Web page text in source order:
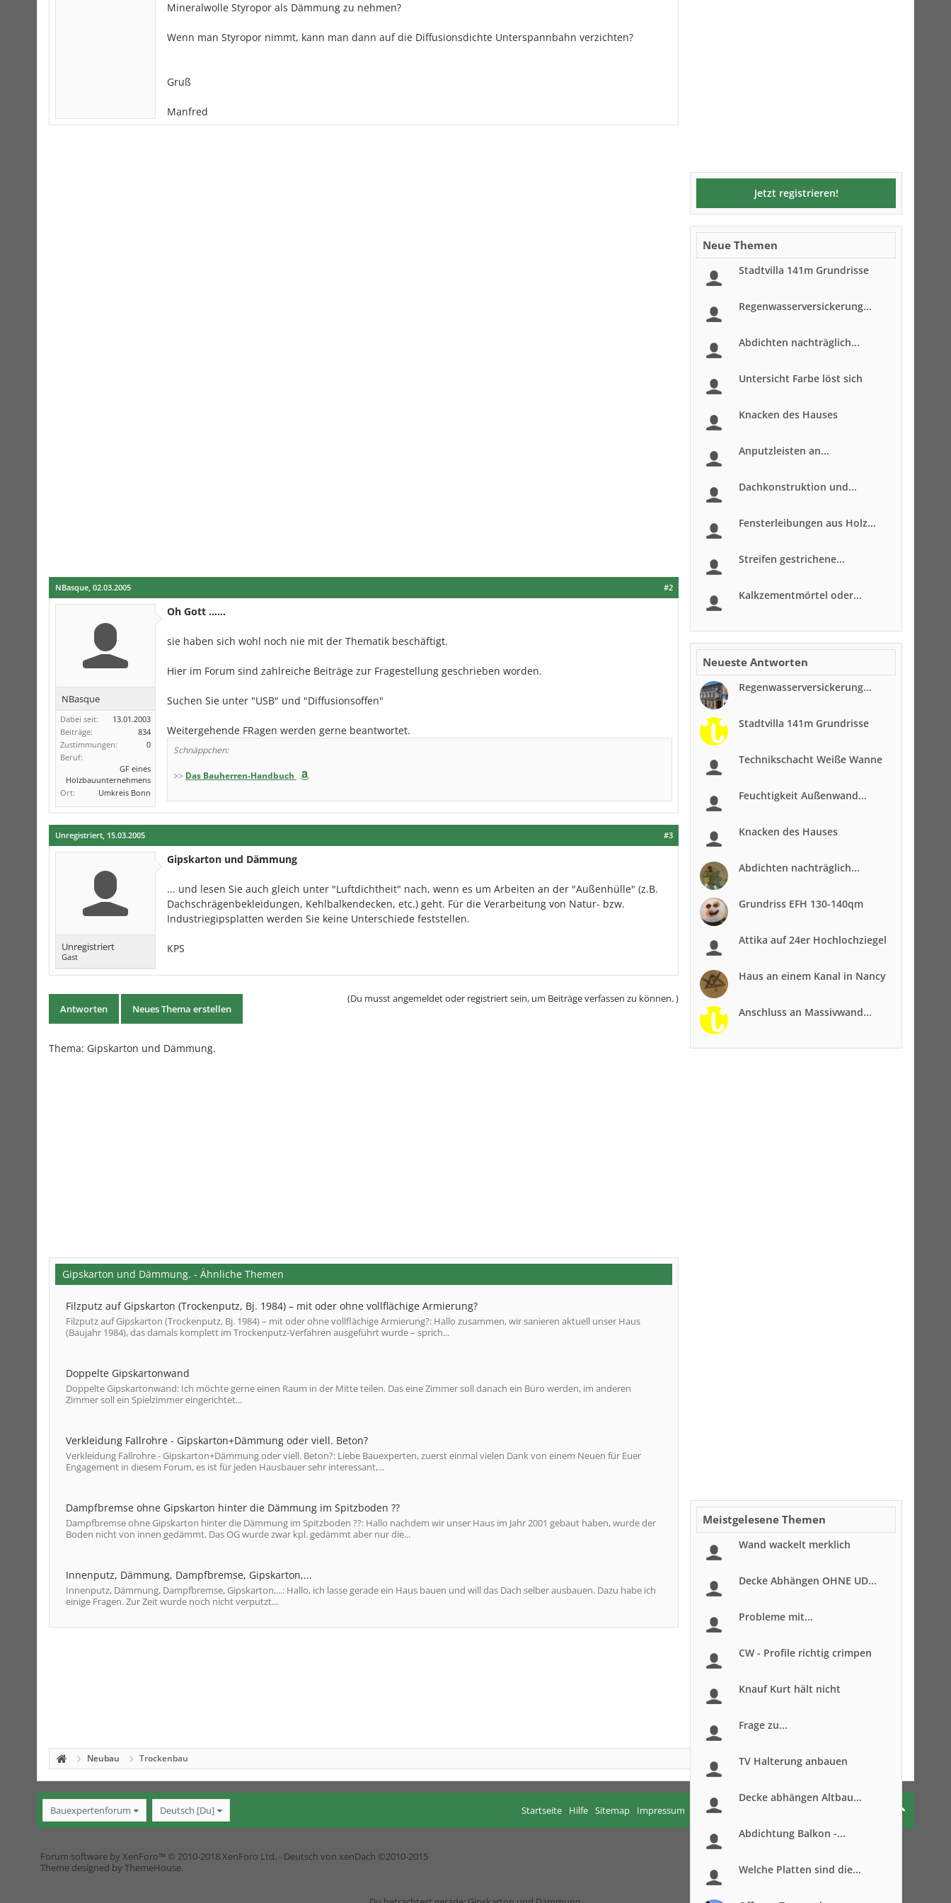
Mineralwolle Styropor als Dämmung zu nehmen?
Wenn man Styropor nimmt, kann man dann auf die Diffusionsdichte Unterspannbahn verzichten?
Gruß
Manfred
#2
NBasque, 02.03.2005
NBasque
Dabei seit:
13.01.2003
Beiträge:
834
Zustimmungen:
0
Beruf:
GF eines
Holzbauunternehmens
Ort:
Umkreis Bonn
Oh Gott ......
sie haben sich wohl noch nie mit der Thematik beschäftigt.
Hier im Forum sind zahlreiche Beiträge zur Fragestellung geschrieben worden.
Suchen Sie unter "USB" und "Diffusionsoffen"
Weitergehende FRagen werden gerne beantwortet.
Schnäppchen:
>> Das Bauherren-Handbuch
#3
Unregistriert, 15.03.2005
Unregistriert
Gast
Gipskarton und Dämmung
... und lesen Sie auch gleich unter "Luftdichtheit" nach, wenn es um Arbeiten an der "Außenhülle" (z.B.
Dachschrägenbekleidungen, Kehlbalkendecken, etc.) geht. Für die Verarbeitung von Natur- bzw.
Industriegipsplatten werden Sie keine Unterschiede feststellen.
KPS
Antworten Neues Thema erstellen
(Du musst angemeldet oder registriert sein, um Beiträge verfassen zu können. )
Thema: Gipskarton und Dämmung.
Gipskarton und Dämmung. - Ähnliche Themen
Filzputz auf Gipskarton (Trockenputz, Bj. 1984) – mit oder ohne vollflächige Armierung?
Filzputz auf Gipskarton (Trockenputz, Bj. 1984) – mit oder ohne vollflächige Armierung?: Hallo zusammen, wir sanieren aktuell unser Haus
(Baujahr 1984), das damals komplett im Trockenputz-Verfahren ausgeführt wurde – sprich...
Doppelte Gipskartonwand
Doppelte Gipskartonwand: Ich möchte gerne einen Raum in der Mitte teilen. Das eine Zimmer soll danach ein Büro werden, im anderen
Zimmer soll ein Spielzimmer eingerichtet...
Verkleidung Fallrohre - Gipskarton+Dämmung oder viell. Beton?
Verkleidung Fallrohre - Gipskarton+Dämmung oder viell. Beton?: Liebe Bauexperten, zuerst einmal vielen Dank von einem Neuen für Euer
Engagement in diesem Forum, es ist für jeden Hausbauer sehr interessant,...
Dampfbremse ohne Gipskarton hinter die Dämmung im Spitzboden ??
Dampfbremse ohne Gipskarton hinter die Dämmung im Spitzboden ??: Hallo nachdem wir unser Haus im Jahr 2001 gebaut haben, wurde der
Boden nicht von innen gedämmt. Das OG wurde zwar kpl. gedämmt aber nur die...
Innenputz, Dämmung, Dampfbremse, Gipskarton,...
Innenputz, Dämmung, Dampfbremse, Gipskarton,...: Hallo, ich lasse gerade ein Haus bauen und will das Dach selber ausbauen. Dazu habe ich
einige Fragen. Zur Zeit wurde noch nicht verputzt...
Jetzt registrieren!
Neue Themen
Stadtvilla 141m Grundrisse
Regenwasserversickerung...
Abdichten nachträglich...
Untersicht Farbe löst sich
Knacken des Hauses
Anputzleisten an...
Dachkonstruktion und...
Fensterleibungen aus Holz...
Streifen gestrichene...
Kalkzementmörtel oder...
Neueste Antworten
Regenwasserversickerung...
Stadtvilla 141m Grundrisse
Technikschacht Weiße Wanne
Feuchtigkeit Außenwand...
Knacken des Hauses
Abdichten nachträglich...
Grundriss EFH 130-140qm
Attika auf 24er Hochlochziegel
Haus an einem Kanal in Nancy
Anschluss an Massivwand...
Meistgelesene Themen
Wand wackelt merklich
Decke Abhängen OHNE UD...
Probleme mit...
CW - Profile richtig crimpen
Knauf Kurt hält nicht
Frage zu...
TV Halterung anbauen
Decke abhängen Altbau...
Abdichtung Balkon -...
Welche Platten sind die...
Neubau Trockenbau
Bauexpertenforum Deutsch [Du] Startseite Hilfe Sitemap Impressum Nutzungsbedingungen
Forum software by XenForo™ © 2010-2018 XenForo Ltd. - Deutsch von xenDach ©2010-2015
Theme designed by ThemeHouse.